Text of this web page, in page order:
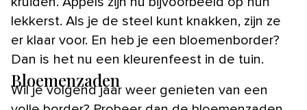
lekkerst. Als je de steel kunt knakken, zijn ze
er klaar voor. En heb je een bloemenborder?
Dan is het nu een kleurenfeest in de tuin.
Bloemenzaden
Wil je volgend jaar weer genieten van een